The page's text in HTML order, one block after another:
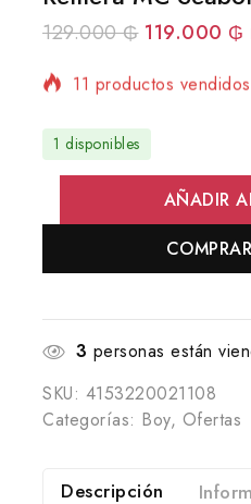
129.000₲ 119.000 ₲
en su carrito
1 disponibles
AÑADIR
3 personas están
SKU: 4153220021108
Categorías: Boy, Ofertas
Descripción